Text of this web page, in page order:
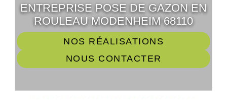
ENTREPRISE POSE DE GAZON EN
ROULEAU MODENHEIM 68110
NOS RÉALISATIONS
NOUS CONTACTER